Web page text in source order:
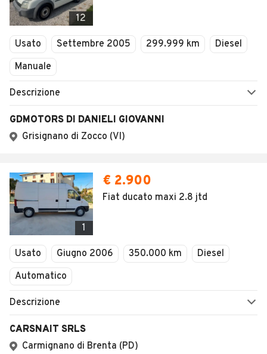
12
Usato Settembre 2005 299.999 km
Diesel
Manuale
Descrizione
GDMOTORS DI DANIELI GIOVANNI
Grisignano di Zocco (VI)
1
€ 2.900
Fiat ducato maxi 2.8 jtd
Usato Giugno 2006 350.000 km
Diesel
Automatico
Descrizione
CARSNAIT SRLS
Carmignano di Brenta (PD)